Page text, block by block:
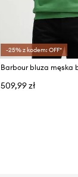
-25% z kodem: OFF*
Barbour bluza męska
509,99 zł